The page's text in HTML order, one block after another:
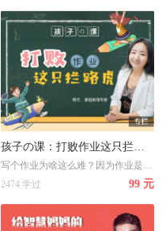
孩子の课：打败作业这只拦路虎
写个作业为啥这么难？因为作业是枢纽性问题，处于感觉线和能力线的交叉点上。家长要做的事情，是交还方向盘，给孩子加满油。 而许多家长的做法，却是南辕北辙：通过贴身侵犯，抢夺孩子的方向盘，让孩子失去了自主性和掌控感；通过催促、讲道理、发脾气，给孩子漏油，让孩子失去了动力系统。 针对这个巨大的痛点，我们双管齐下，分别给家长和孩子准备了专属的作业课。家长的课程，让我们回到客观，改善作业的基础和土壤；孩子的课程，提供工具、方法和心法，助孩子一臂之力。 我最大的心愿：作业，不再是亲子关系的杀手，而是学习的助推
2474 学过
99 元